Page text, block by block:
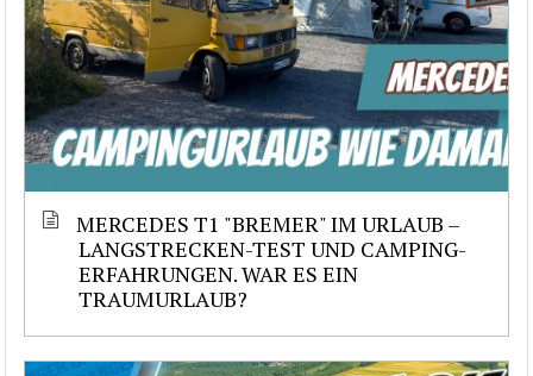
MERCEDES T1 "BREMER" IM URLAUB –
LANGSTRECKEN-TEST UND CAMPING-
ERFAHRUNGEN. WAR ES EIN
TRAUMURLAUB?